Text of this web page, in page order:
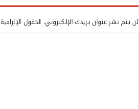
لن يتم نشر عنوان بريدك الإلكتروني. الحقول